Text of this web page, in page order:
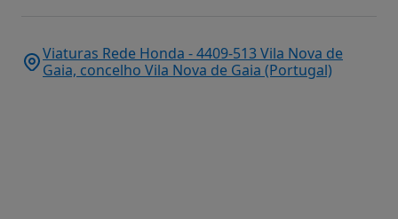
Viaturas Rede Honda - 4409-513 Vila Nova de
Gaia, concelho Vila Nova de Gaia (Portugal)